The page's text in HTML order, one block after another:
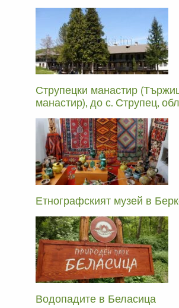
Струпецки манастир
манастир), до с. Струпец,
Етнографският музей в
Водопадите в Беласица